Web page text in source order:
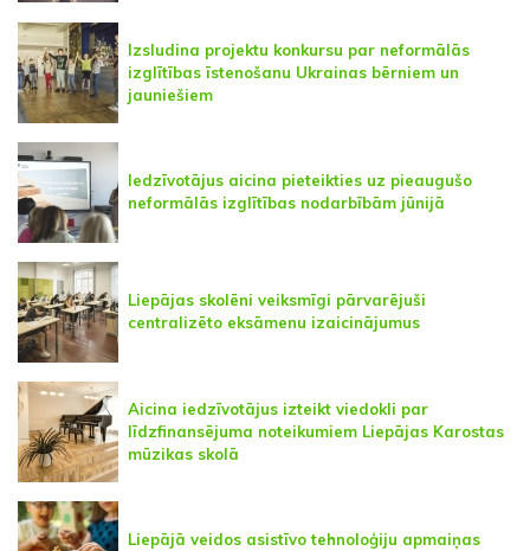
Izsludina projektu konkursu par neformālās
izglītības īstenošanu Ukrainas bērniem un
jauniešiem
Iedzīvotājus aicina pieteikties uz pieaugušo
neformālās izglītības nodarbībām jūnijā
Liepājas skolēni veiksmīgi pārvarējuši
centralizēto eksāmenu izaicinājumus
Aicina iedzīvotājus izteikt viedokli par
līdzfinansējuma noteikumiem Liepājas Karostas
mūzikas skolā
Liepājā veidos asistīvo tehnoloģiju apmaiņas